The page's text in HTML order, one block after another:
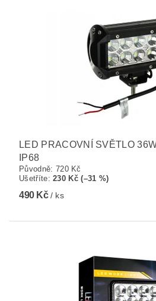
LED PRACOVNÍ SVĚTLO
IP68
Původně: 720 Kč
Ušetříte:230 Kč (–31 %)
490 Kč/ ks